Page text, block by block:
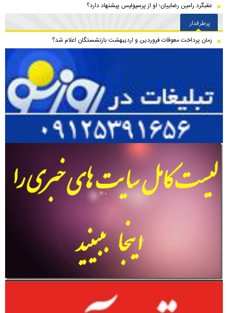
عقبگرد رامین رضاییان؛ او از پرسپولیس پیشنهاد دارد؟
پرطرفدار
زمان پرداخت معوقات فروردین و اردیبهشت بازنشستگان اعلام شد؟